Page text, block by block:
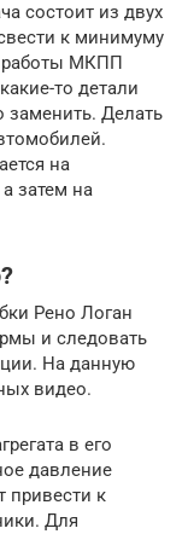
состоит из двух
к минимуму
работы МКПП
то детали
заменить. Делать
на
затем на
Рено Логан
и следовать
На данную
видео.
в его
давление
привести к
Для